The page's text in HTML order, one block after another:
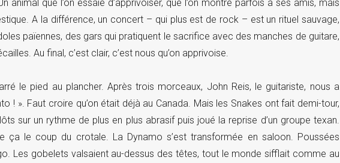
animal que l’on essaie d’apprivoiser, que l’on montre parfois à ses amis, mais
A la différence, un concert – qui plus est de rock – est un rituel sauvage,
païennes, des gars qui pratiquent le sacrifice avec des manches de guitare,
Au final, c’est clair, c’est nous qu’on apprivoise.
le pied au plancher. Après trois morceaux, John Reis, le guitariste, nous a
! ». Faut croire qu’on était déjà au Canada. Mais les Snakes ont fait demi-tour,
sur un rythme de plus en plus abrasif puis joué la reprise d’un groupe texan.
ça le coup du crotale. La Dynamo s’est transformée en saloon. Poussées
Les gobelets valsaient au-dessus des têtes, tout le monde sifflait comme au